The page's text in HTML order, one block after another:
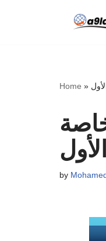
Home »
2019/2018 الخاصة
by